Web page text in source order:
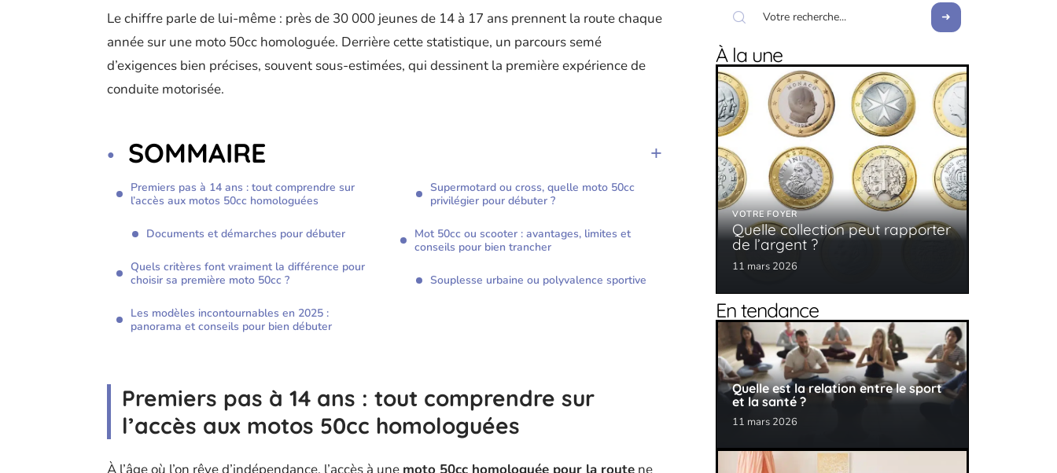
Le chiffre parle de lui-même : près de 30 000 jeunes de 14 à 17 ans prennent la route chaque
année sur une moto 50cc homologuée. Derrière cette statistique, un parcours semé
d’exigences bien précises, souvent sous-estimées, qui dessinent la première expérience de
conduite motorisée.
SOMMAIRE
Premiers pas à 14 ans : tout comprendre sur
l’accès aux motos 50cc homologuées
Documents et démarches pour débuter
Quels critères font vraiment la différence pour
choisir sa première moto 50cc ?
Les modèles incontournables en 2025 :
panorama et conseils pour bien débuter
Supermotard ou cross, quelle moto 50cc
privilégier pour débuter ?
Mot 50cc ou scooter : avantages, limites et
conseils pour bien trancher
Souplesse urbaine ou polyvalence sportive
Premiers pas à 14 ans : tout comprendre sur
l’accès aux motos 50cc homologuées
À la une
VOTRE FOYER
Quelle collection peut rapporter
de l’argent ?
11 mars 2026
En tendance
Quelle est la relation entre le sport
et la santé ?
11 mars 2026